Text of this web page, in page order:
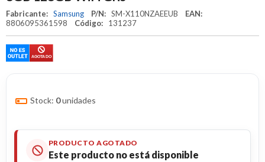
Fabricante: Samsung P/N: SM-X110NZAEEUB EAN:
8806095361598 Código: 131237
Stock: 0unidades
PRODUCTO AGOTADO
Este producto no está disponible